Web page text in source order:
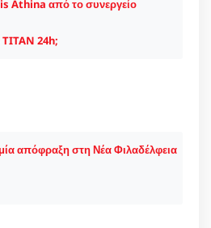
Athina από το συνεργείο
24h;
απόφραξη στη Νέα Φιλαδέλφεια